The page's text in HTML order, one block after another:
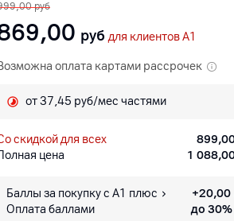
руб
руб для клиентов A1
оплата картами рассрочек
от 37,45 руб/мес частями
со скидкой для всех
цена
1
Баллы за покупку с А1 плюс +20,00
Оплата баллами
до 30%